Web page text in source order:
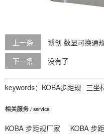
上一条
博创 数显可换通
下一条
没有了
keywords： KOBA步距规 三坐
相关服务 / service
KOBA 步距规厂家 KOBA 步